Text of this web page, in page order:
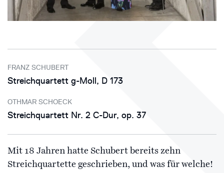
FRANZ SCHUBERT
Streichquartett g-Moll, D 173
OTHMAR SCHOECK
Streichquartett Nr. 2 C-Dur, op. 37
Mit 18 Jahren hatte Schubert bereits zehn
Streichquartette geschrieben, und was für welche!